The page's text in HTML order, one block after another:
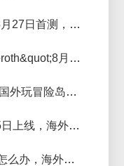
B站代理MMO仙境传说3国服8月27日首测，海外回国玩网络卡怎么解决
虚幻5版魔兽&quot;UnrealAzeroth&quot;8月15上线，玩魔兽联机延迟高卡顿怎么办？
冒险岛怀旧服国服排队爆满，国外玩冒险岛怀旧服国服加速器救场
永恒之塔2国服正式官宣10月5日上线，海外玩aion2加速器推荐
三角洲行动S10赛季租号封禁怎么办，海外玩三角洲加速器哪个好用？